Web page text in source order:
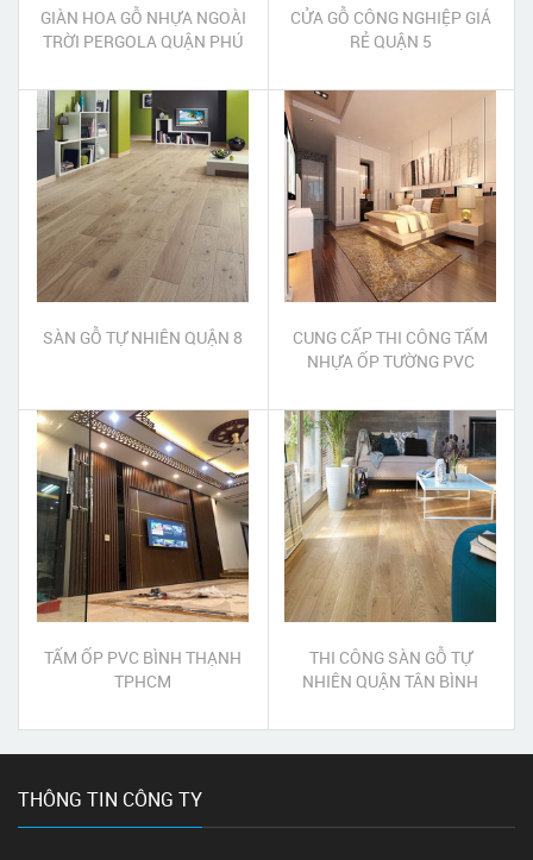
GIÀN HOA GỖ NHỰA NGOÀI
TRỜI PERGOLA QUẬN PHÚ
CỬA GỖ CÔNG NGHIỆP GIÁ
RẺ QUẬN 5
SÀN GỖ TỰ NHIÊN QUẬN 8
CUNG CẤP THI CÔNG TẤM
NHỰA ỐP TƯỜNG PVC
TẤM ỐP PVC BÌNH THẠNH
TPHCM
THI CÔNG SÀN GỖ TỰ
NHIÊN QUẬN TÂN BÌNH
THÔNG TIN CÔNG TY